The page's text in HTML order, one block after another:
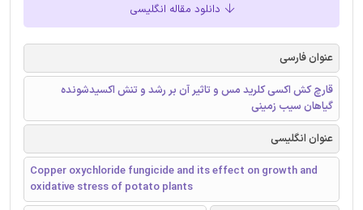
دانلود مقاله انگلیسی
عنوان فارسی
قارچ کش اکسی کلرید مس و تاثیر آن بر رشد و تنش اکسیدشونده
گیاهان سیب زمینی
عنوان انگلیسی
Copper oxychloride fungicide and its effect on growth and
oxidative stress of potato plants